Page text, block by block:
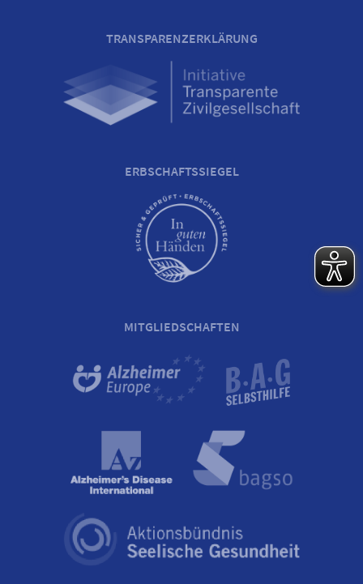
TRANSPARENZERKLÄRUNG
ERBSCHAFTSSIEGEL
MITGLIEDSCHAFTEN